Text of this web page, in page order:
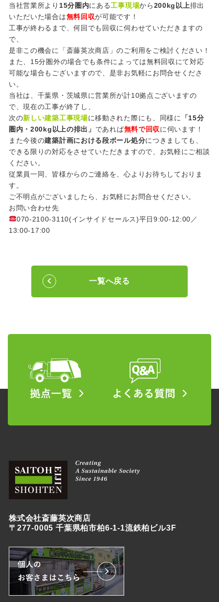
当社営業所より 15分圏内にある工事現場から200kg以上排出
いただいた場合は無料回収が可能です！
工事が終わるまで、何回でも回収に伺わせていただきますの
で、
是非この機会に「斎藤英次商店」のご利用をご検討ください！
また、15分圏外の場合でも条件によっては無料回収にて対応
可能な場合もございますので、是非お気軽にお問合せくださ
い。
当社は、千葉県・茨城県に営業所が計10拠点ございますの
で、現在の工事が終了し、
次の新しい建築工事現場に移動された際にも、同様に
「15分
圏内・200kg以上の排出」 であれば無料で回収に伺います！
また今後の建築計画における段ボール処分につきましても、
できる限りの対応をさせていただきますので、お気軽にご相談
ください。
従業員一同、皆様からのご連絡を、心よりお待ちしておりま
す。
ご不明点がございましたら、お気軽にお問合せください。
お問い合わせ先
070-2100-3110(インサイドセールス)平日9:00-12:00／
13:00-17:00
一覧へ戻る
株式会社斎藤英次商店
〒277-0005 千葉県柏市柏6-1-1流鉄柏ビル3F